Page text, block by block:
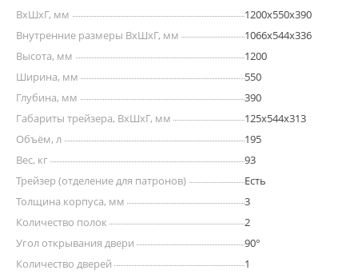
ВхШхГ, мм
1200х550х390
Внутренние размеры ВхШхГ, мм
1066x544x336
Высота, мм
1200
Ширина, мм
550
Глубина, мм
390
Габариты трейзера, ВхШхГ, мм
125х544х313
Объём, л
195
Вес, кг
93
Трейзер (отделение для патронов)
Есть
Толщина корпуса, мм
3
Количество полок
2
Угол открывания двери
90°
Количество дверей
1